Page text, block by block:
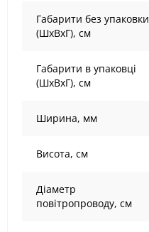
Габарити без упаковки
(ШхВхГ), cм
Габарити в упаковці
(ШхВхГ), cм
Ширина, мм
Висота, см
Діаметр
повітропроводу, см